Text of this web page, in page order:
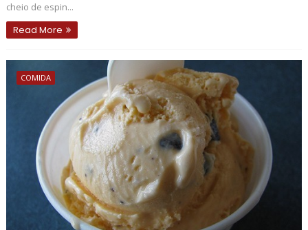
cheio de espin...
Read More
COMIDA